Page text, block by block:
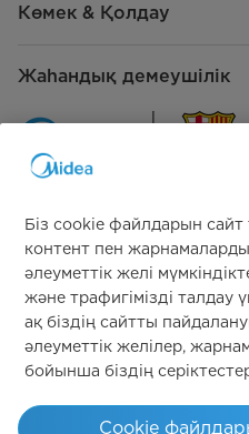
Суытқыш бөліктің пайдалы
көлемі, л
Салқындатқыш зат
Мұздату қуаты (кг/24 сағ)
Температура көтерілу уақыты
Таза салмақ (кг)
Брутто салмақ (кг)
Көмек & Қолдау
Жаһандық демеушілік
Бізге қосылыңыз
Біз cookie файлдарын сайт
контент пен
әлеуметтік желі
және трафигімізді талдау
ақ біздің сайтты
әлеуметтік желілер,
бойынша біздің
Cookie